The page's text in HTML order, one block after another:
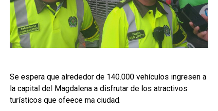
Se espera que alrededor de 140.000 vehículos ingresen a
la capital del Magdalena a disfrutar de los atractivos
turísticos que ofeece ma ciudad.